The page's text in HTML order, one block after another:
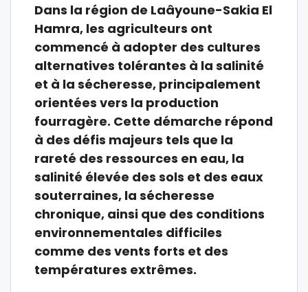
Dans la région de Laâyoune-Sakia El
Hamra, les agriculteurs ont
commencé à adopter des cultures
alternatives tolérantes à la salinité
et à la sécheresse, principalement
orientées vers la production
fourragère. Cette démarche répond
à des défis majeurs tels que la
rareté des ressources en eau, la
salinité élevée des sols et des eaux
souterraines, la sécheresse
chronique, ainsi que des conditions
environnementales difficiles
comme des vents forts et des
températures extrêmes.